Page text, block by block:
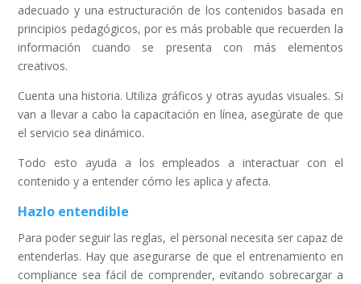
adecuado y una estructuración de los contenidos basada en
principios pedagógicos, por es más probable que recuerden la
información cuando se presenta con más elementos
creativos.
Cuenta una historia. Utiliza gráficos y otras ayudas visuales. Si
van a llevar a cabo la capacitación en línea, asegúrate de que
el servicio sea dinámico.
Todo esto ayuda a los empleados a interactuar con el
contenido y a entender cómo les aplica y afecta.
Hazlo entendible
Para poder seguir las reglas, el personal necesita ser capaz de
entenderlas. Hay que asegurarse de que el entrenamiento en
compliance sea fácil de comprender, evitando sobrecargar a